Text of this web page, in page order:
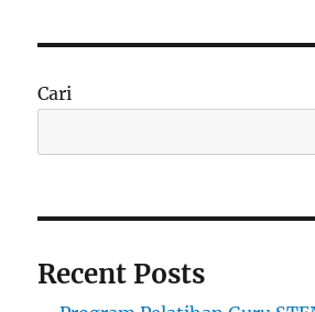
Cari
Recent Posts